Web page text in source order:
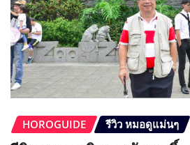
วันนี้พี่ดวงเฮงมาแนะ…
READ MORE